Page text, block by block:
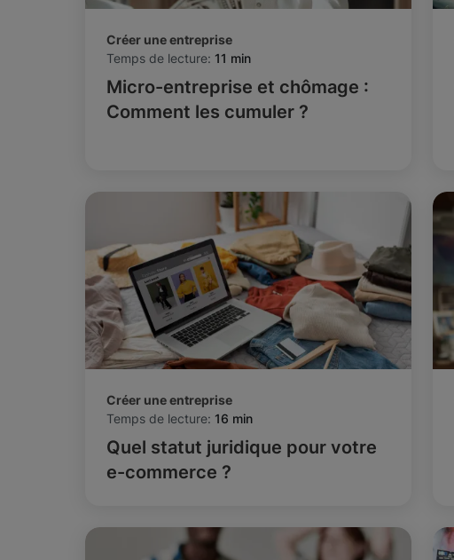
Créer une entreprise
Temps de lecture: 11 min
Micro-entreprise et chômage :
Comment les cumuler ?
Créer une entreprise
Temps de lecture: 16 min
Quel statut juridique pour votre
e-commerce ?